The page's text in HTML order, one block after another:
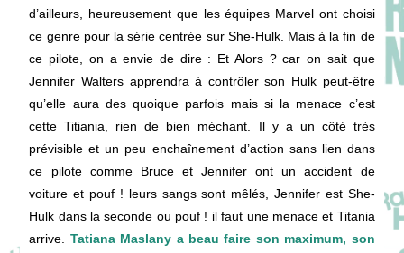
d’ailleurs, heureusement que les équipes Marvel ont choisi
ce genre pour la série centrée sur She-Hulk. Mais à la fin de
ce pilote, on a envie de dire : Et Alors ? car on sait que
Jennifer Walters apprendra à contrôler son Hulk peut-être
qu’elle aura des quoique parfois mais si la menace c’est
cette Titiania, rien de bien méchant. Il y a un côté très
prévisible et un peu enchaînement d’action sans lien dans
ce pilote comme Bruce et Jennifer ont un accident de
voiture et pouf ! leurs sangs sont mêlés, Jennifer est She-
Hulk dans la seconde ou pouf ! il faut une menace et Titania
arrive. Tatiana Maslany a beau faire son maximum, son